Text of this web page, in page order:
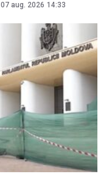
07 aug. 2026 14:33